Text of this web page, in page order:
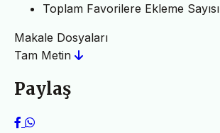
Toplam Favorilere Ekleme Sayısı
Makale Dosyaları
Tam Metin
Paylaş